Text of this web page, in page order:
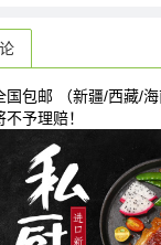
包邮 （新疆/西藏/海
予理赔！